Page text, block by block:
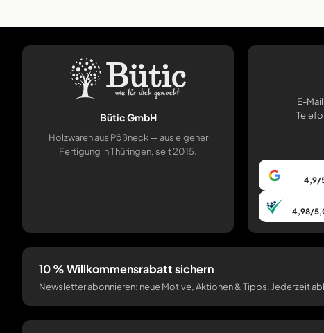
Bütic GmbH
Holzwaren aus Pößneck — aus eigener
Fertigung in Thüringen, seit 2015.
E-
4,9/
4,98/
10 % Willkommensrabatt sichern
Newsletter abonnieren: neue Motive, Aktionen & Tipps. Jederzeit